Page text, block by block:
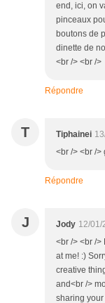
end, ici, on
pinceaux
boutons de
dinette de
<br /> <br />
Répondre
T Tiphainei
<br /> <br />
Répondre
J Jody 12/01/
<br /> <br /
at me! :)
creative
and<br />
sharing